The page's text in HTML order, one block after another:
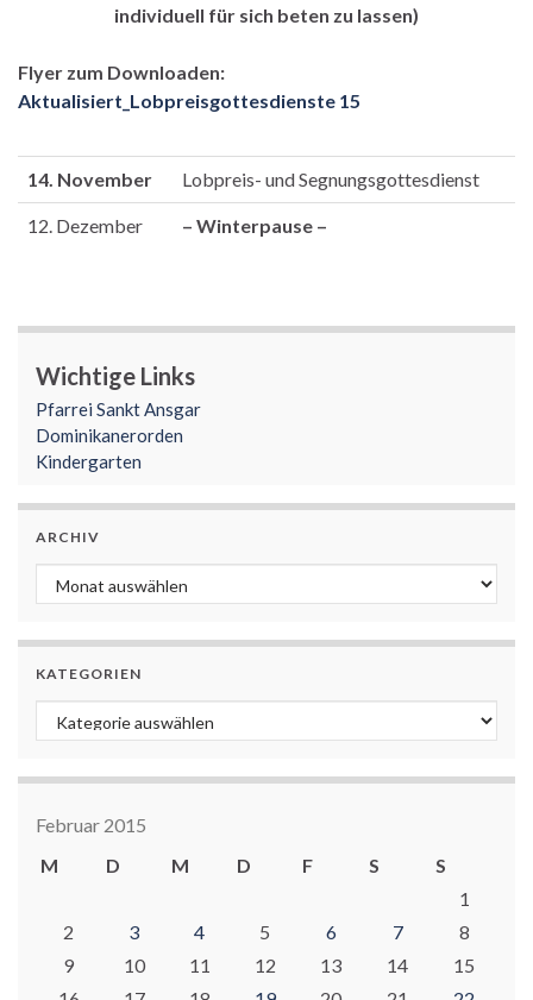
individuell für sich beten zu lassen)
Flyer zum Downloaden:
Aktualisiert_Lobpreisgottesdienste 15
14. November Lobpreis- und Segnungsgottesdienst
12. Dezember – Winterpause –
Wichtige Links
Pfarrei Sankt Ansgar
Dominikanerorden
Kindergarten
ARCHIV
Archiv
KATEGORIEN
Kategorien
Februar 2015
M
D M D F S
S
1
2
3 4 5 6 7
8
9
10 11 12 13 14
15